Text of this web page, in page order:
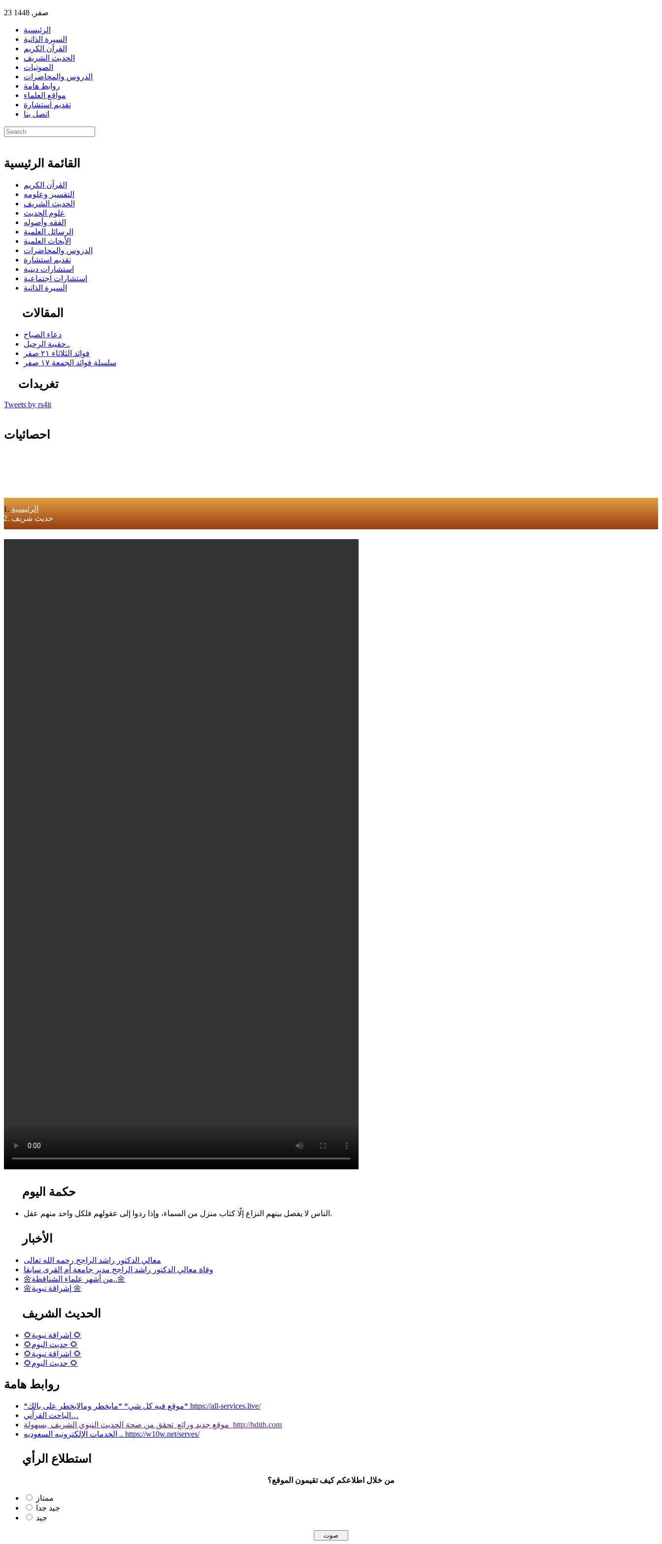
23 صفر, 1448
الرئيسية
السيرة الذاتية
القرآن الكريم
الحديث الشريف
الصوتيات
الدروس والمحاضرات
روابط هامة
مواقع العلماء
تقديم استشارة
اتصل بنا
القائمة الرئيسية
القرآن الكريم
التفسير وعلومه
الحديث الشريف
علوم الحديث
الفقه وأصوله
الرسائل العلمية
الأبحاث العلمية
الدروس والمحاضرات
تقديم استشارة
استشارات دينية
استشارات اجتماعية
السيرة الذاتية
المقالات
دعاء الصباح
حقيبة الرحيل..
فوائد الثلاثاء ٢١ صفر
سلسلة فوائد الجمعة ١٧ صفر
تغريدات
Tweets by rs4it
احصائيات
الرئيسية
حديث شريف
حكمة اليوم
الناس لا يفصل بينهم النزاع إلّا كتاب منزل من السماء، وإذا ردوا إلى عقولهم فلكل واحد منهم عقل.
الأخبار
معالي الدكتور راشد الراجح رحمه الله تعالى
وفاة معالي الدكتور راشد الراجح مدير جامعة أم القرى سابقا
🌼من أشهر علماء الشناقطة..🌼
🌼إشراقة نبوية 🌼
الحديث الشريف
🌻إشراقة نبوية 🌻
🌻حديث اليوم 🌻
🌻إشراقة نبوية 🌻
🌻حديث اليوم 🌻
روابط هامة
*موقع فيه كل شي* *مايخطر ومالايخطر على بالك* https://all-services.live/
الباحث القرآني…
موقع جديد ورائع تحقق من صحة الحديث النبوي الشريف بسهولة http://hdith.com
الخدمات الإلكترونيه السعوديه .. https://w10w.net/serves/
استطلاع الرأي
من خلال اطلاعكم كيف تقيمون الموقع؟
ممتاز
جيد جدا
جيد